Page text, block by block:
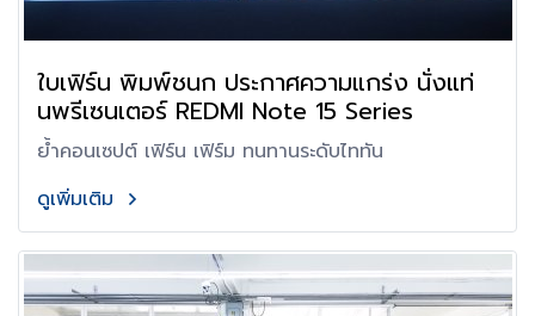
ใบเฟิร์น พิมพ์ชนก ประกาศความแกร่ง นั่งแท่
นพรีเซนเตอร์ REDMI Note 15 Series
ย้ำคอนเซปต์ เฟิร์น เฟิร์ม ทนทานระดับไททัน
ดูเพิ่มเติม